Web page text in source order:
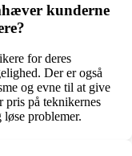
kunderne
for deres
Der er også
og evne til at give
pris på teknikernes
problemer.